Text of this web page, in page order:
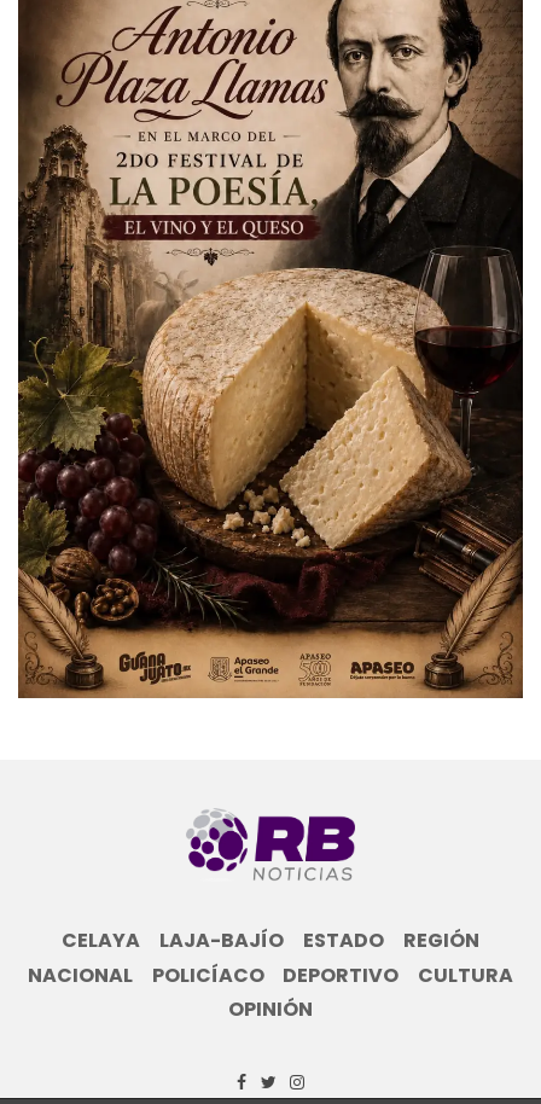
CELAYA LAJA-BAJÍO ESTADO
REGIÓN
NACIONAL
POLICÍACO DEPORTIVO
CULTURA
OPINIÓN